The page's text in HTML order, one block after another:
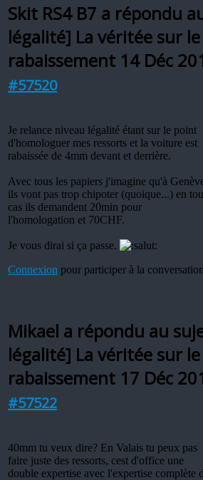
Skit RS4 B7 a répondu
légalité] La véritée sur le
rabaissement 14 Déc
#57520
Je relance niveau légalité étant sur le point
d'homologuer mes ressorts et la voiture est
rabaissée de 4mm devant et derrière.
Avec tous les papiers j'imagine qu'à
ils vont pas trop chipoter (quoique...) en
cas ils demandent 20min pour
l'homologation et 70CHF.
Je vous dirai si ça passe.
Connexion pour participer à la
Mikael a répondu au
légalité] La véritée sur le
rabaissement 17 Déc
#57522
40mm tu veux dire? En Valais tu peux pas
faire juste des ressorts, cest d'office une
double expertise avec l'expertise complète